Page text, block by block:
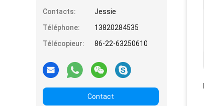
Contacts:
Jessie
Téléphone:
13820284535
Télécopieur:
86-22-63250610
Contact